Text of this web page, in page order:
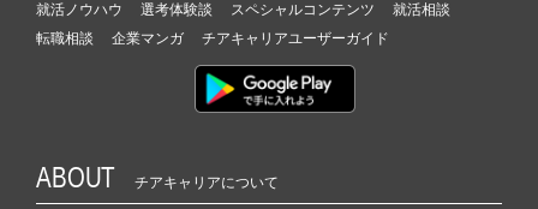
就活ノウハウ 選考体験談 スペシャルコンテンツ
就活相談
転職相談
企業マンガ チアキャリアユーザーガイド
ABOUT チアキャリアについて